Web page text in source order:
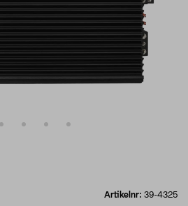
Artikelnr: 39-4325